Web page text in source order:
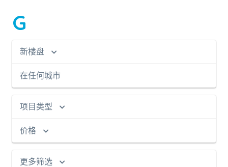
G
新楼盘
在任何城市
项目类型
价格
更多筛选